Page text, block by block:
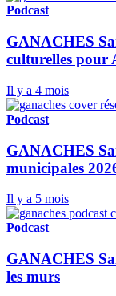
Podcast
GANACHES
culturelles pour
Il y a 4 mois
Podcast
GANACHES
municipales
Il y a 5 mois
Podcast
GANACHES
les murs